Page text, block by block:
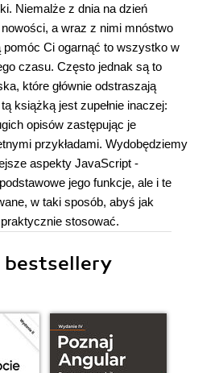
Niemalże z dnia na dzień
a wraz z nimi mnóstwo
pomóc Ci ogarnąć to wszystko w
czasu. Często jednak są to
które głównie odstraszają
książką jest zupełnie inaczej:
opisów zastępując je
przykładami. Wydobędziemy
aspekty JavaScript -
jego funkcje, ale i te
w taki sposób, abyś jak
stosować.
bestsellery